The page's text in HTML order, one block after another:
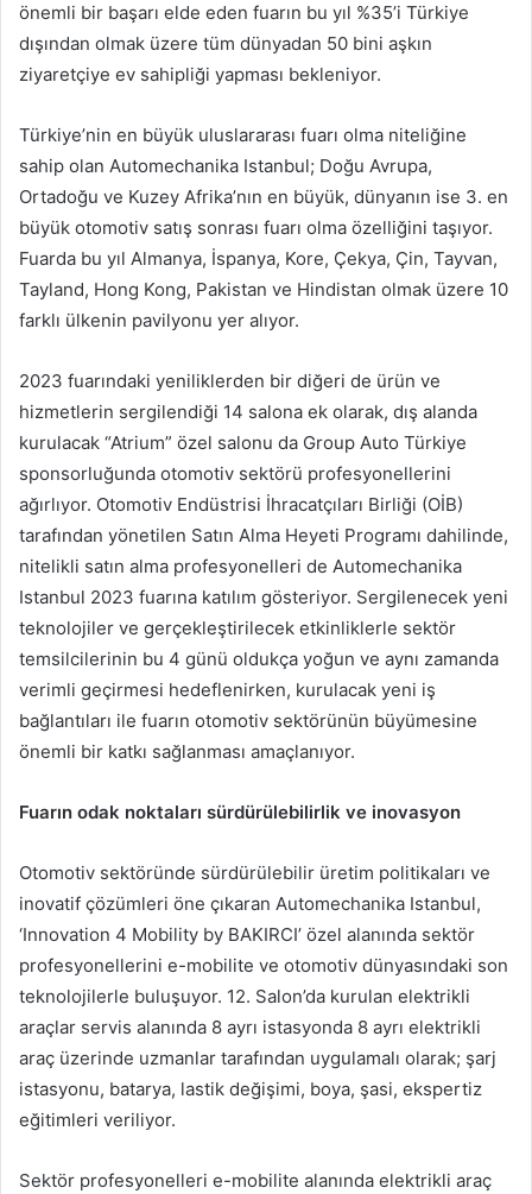
önemli bir başarı elde eden fuarın bu yıl %35’i Türkiye
dışından olmak üzere tüm dünyadan 50 bini aşkın
ziyaretçiye ev sahipliği yapması bekleniyor.
Türkiye’nin en büyük uluslararası fuarı olma niteliğine
sahip olan Automechanika Istanbul; Doğu Avrupa,
Ortadoğu ve Kuzey Afrika’nın en büyük, dünyanın ise 3. en
büyük otomotiv satış sonrası fuarı olma özelliğini taşıyor.
Fuarda bu yıl Almanya, İspanya, Kore, Çekya, Çin, Tayvan,
Tayland, Hong Kong, Pakistan ve Hindistan olmak üzere 10
farklı ülkenin pavilyonu yer alıyor.
2023 fuarındaki yeniliklerden bir diğeri de ürün ve
hizmetlerin sergilendiği 14 salona ek olarak, dış alanda
kurulacak “Atrium” özel salonu da Group Auto Türkiye
sponsorluğunda otomotiv sektörü profesyonellerini
ağırlıyor. Otomotiv Endüstrisi İhracatçıları Birliği (OİB)
tarafından yönetilen Satın Alma Heyeti Programı dahilinde,
nitelikli satın alma profesyonelleri de Automechanika
Istanbul 2023 fuarına katılım gösteriyor. Sergilenecek yeni
teknolojiler ve gerçekleştirilecek etkinliklerle sektör
temsilcilerinin bu 4 günü oldukça yoğun ve aynı zamanda
verimli geçirmesi hedeflenirken, kurulacak yeni iş
bağlantıları ile fuarın otomotiv sektörünün büyümesine
önemli bir katkı sağlanması amaçlanıyor.
Fuarın odak noktaları sürdürülebilirlik ve inovasyon
Otomotiv sektöründe sürdürülebilir üretim politikaları ve
inovatif çözümleri öne çıkaran Automechanika Istanbul,
‘Innovation 4 Mobility by BAKIRCI’ özel alanında sektör
profesyonellerini e-mobilite ve otomotiv dünyasındaki son
teknolojilerle buluşuyor. 12. Salon’da kurulan elektrikli
araçlar servis alanında 8 ayrı istasyonda 8 ayrı elektrikli
araç üzerinde uzmanlar tarafından uygulamalı olarak; şarj
istasyonu, batarya, lastik değişimi, boya, şasi, ekspertiz
eğitimleri veriliyor.
Sektör profesyonelleri e-mobilite alanında elektrikli araç